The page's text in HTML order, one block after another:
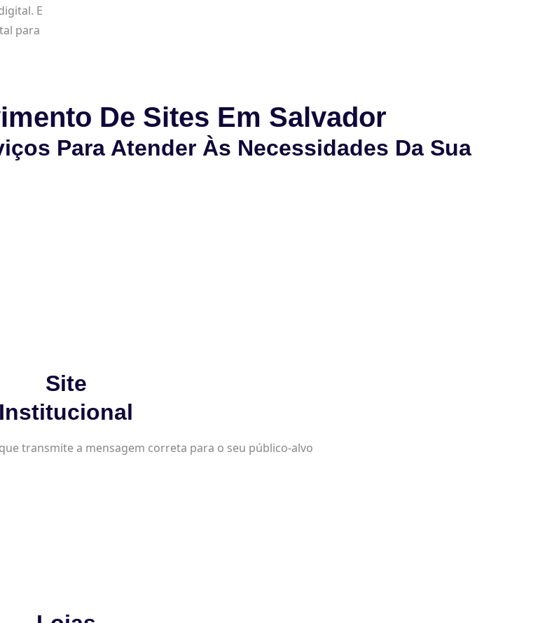
E
para
De Sites Em Salvador
Para Atender Às Necessidades Da Sua
Site
Institucional
transmite a mensagem correta para o seu público-alvo